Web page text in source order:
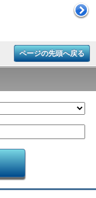
ページの先頭へ戻る